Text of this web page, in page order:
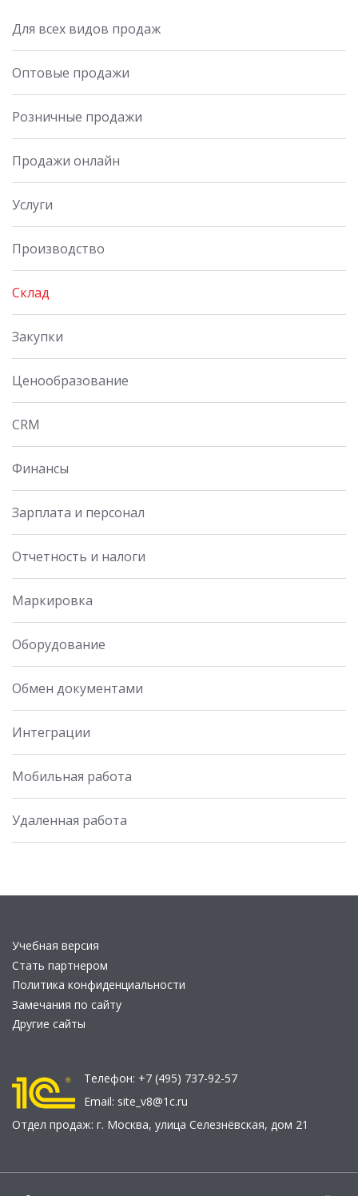
Для всех видов продаж
Оптовые продажи
Розничные продажи
Продажи онлайн
Услуги
Производство
Склад
Закупки
Ценообразование
CRM
Финансы
Зарплата и персонал
Отчетность и налоги
Маркировка
Оборудование
Обмен документами
Интеграции
Мобильная работа
Удаленная работа
Учебная версия
Стать партнером
Политика конфиденциальности
Замечания по сайту
Другие сайты
Телефон: +7 (495) 737-92-57
Email: site_v8@1c.ru
Отдел продаж: г. Москва, улица Селезнёвская, дом 21